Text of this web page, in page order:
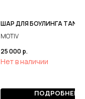
ШАР ДЛЯ БОУЛИНГА TANK
MOTIV
25 000 р.
Нет в наличии
ПОДРОБНЕЕ